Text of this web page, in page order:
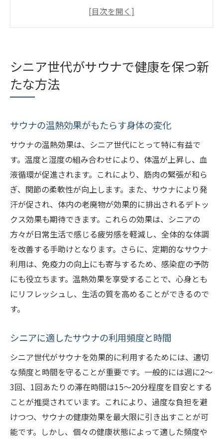
サウナ利用時の注意点と安全対策
サウナを通じたコミュニティ形成の可能性
サウナで体と心のバランスを整える方法
るには
心身の緊張をほぐす呼吸法
瞑想とサウナの組み合わせで得られる心の
平穏
サウナ後のクールダウンで心身が得られる
効果
サウナ中に心掛けたいメンタルヘルスケア
気軽にできるサウナでのストレス解消法
シニアにおすすめのサウナ習慣がもたらす健康
効果
サウナでの血行促進とその健康効果
心血管系へのポジティブな影響
サウナ習慣がもたらす長期的な美容効果
シニア世代がサウナで得る精神的リフレッ
シュ
サウナがもたらす睡眠の質向上
サウナのデトックス効果がシニアの健康維持に
役立つ理由
発汗による体内の老廃物排出メカニズム
シニア世代がサウナで健康を保つ新
たな方法
サウナの温熱効果がもたらす身体の変化
サウナの温熱効果は、シニア世代にとって特に有益で
す。温度と湿度の組み合わせにより、体温が上昇し、血
液循環が促進されます。これにより、筋肉の緊張が和ら
ぎ、関節の柔軟性が向上します。また、サウナにより発
汗が促され、体内の老廃物が効果的に排出されるデトッ
クス効果も期待できます。これらの効果は、シニアの
方々が日常生活で感じる疲労感を軽減し、全体的な体調
を改善する手助けとなります。さらに、定期的なサウナ
利用は、免疫力の向上にも寄与するため、感染症の予防
にも役立ちます。温熱効果を享受することで、心身とも
にリフレッシュし、生活の質を高めることができるので
す。
シニアに適したサウナの利用頻度と時間
シニア世代がサウナを効果的に利用するためには、適切
な頻度と時間を守ることが重要です。一般的には週に2〜
3回、1回あたりの滞在時間は15〜20分程度を目安とする
ことが推奨されています。これにより、過度な負担を避
けつつ、サウナの健康効果を最大限に引き出すことが可
能です。しかし、個々の健康状態によって適した頻度や